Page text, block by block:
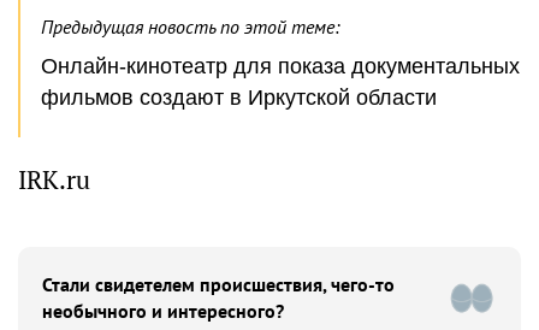
Предыдущая новость по этой теме:
Онлайн-кинотеатр для показа документальных
фильмов создают в Иркутской области
IRK.ru
Стали свидетелем происшествия, чего-то
необычного и интересного?